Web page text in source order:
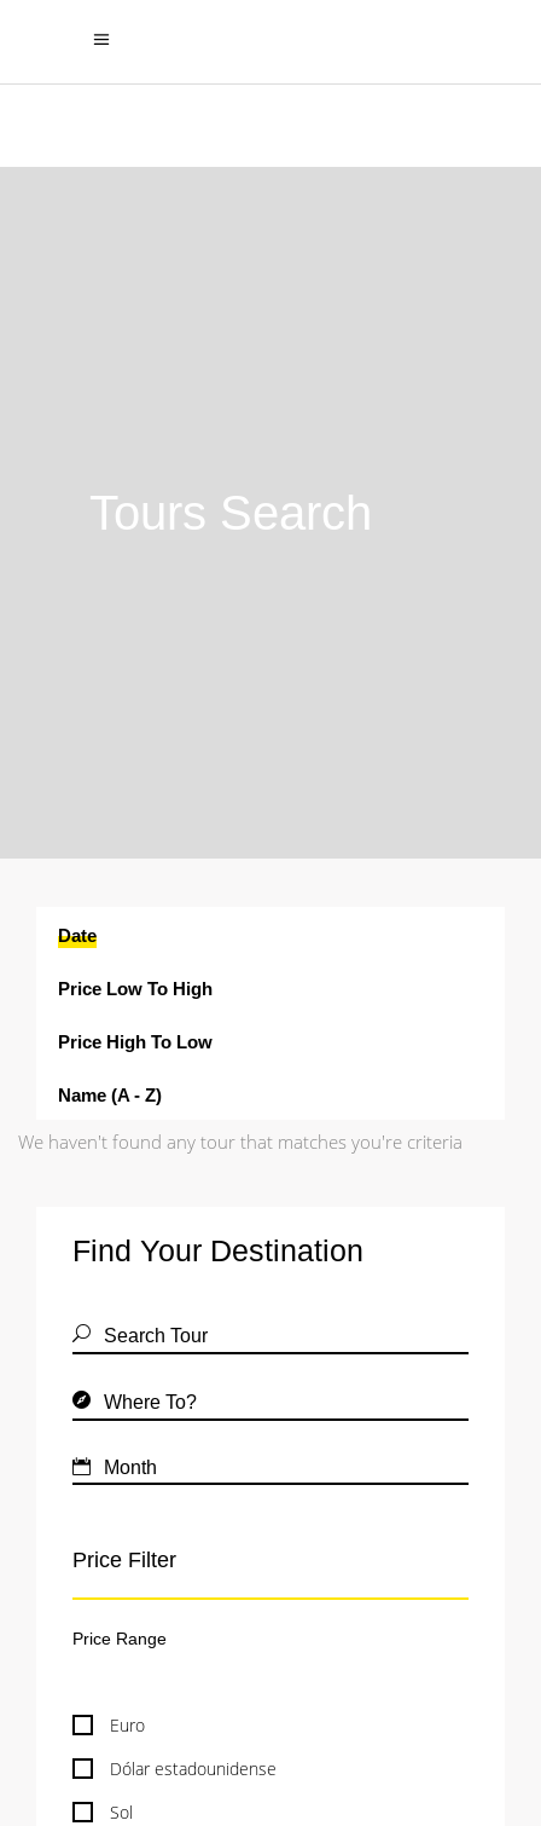
Tours Search
Date
Price Low To High
Price High To Low
Name (a - Z)
We haven't found any tour that matches you're criteria
Find Your Destination
Price Filter
Euro
Dólar estadounidense
Sol